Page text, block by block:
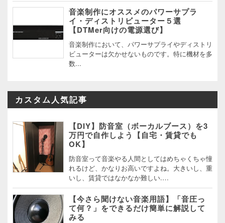
音楽制作にオススメのパワーサプラ
イ・ディストリビューター５選
【DTMer向けの電源選び】
音楽制作において、パワーサプライやディストリ
ビューターは欠かせないものです。特に機材を多
数...
カスタム人気記事
【DIY】防音室（ボーカルブース）を3
万円で自作しよう【自宅・賃貸でも
OK】
防音室って音楽やる人間としてはめちゃくちゃ憧
れるけど、かなりお高いですよね。大きいし、重
いし、賃貸ではなかなか難しい.…
【今さら聞けない音楽用語】「音圧っ
て何？」をできるだけ簡単に解説して
みる